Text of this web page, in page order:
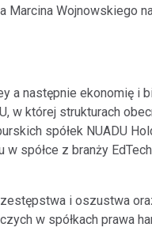
Marcina Wojnowskiego
a następnie ekonomię i
w której strukturach
spółek NUADU
spółce z branży
i oszustwa
w spółkach prawa